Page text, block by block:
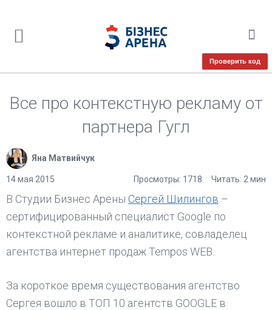
Проверить код
Все про контекстную рекламу от
партнера Гугл
Яна Матвийчук
14 мая 2015 Читать: 2 мин
Просмотры: 1718
В Студии Бизнес Арены Сергей Шилингов –
сертифицированный специалист Google по
контекстной рекламе и аналитике, совладелец
агентства интернет продаж Tempos WEB.
За короткое время существования агентство
Сергея вошло в ТОП 10 агентств GOOGLE в